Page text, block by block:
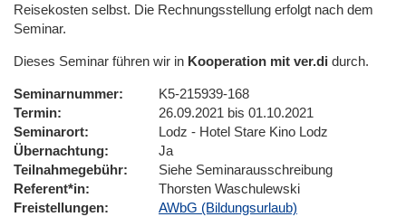
Reisekosten selbst. Die Rechnungsstellung erfolgt nach dem
Seminar.
Dieses Seminar führen wir in Kooperation mit ver.di durch.
Seminarnummer
K5-215939-168
Termin
26.09.2021 bis 01.10.2021
Seminarort
Lodz - Hotel Stare Kino Lodz
Übernachtung
Ja
Teilnahmegebühr
Siehe Seminarausschreibung
Referent*in
Thorsten Waschulewski
Freistellungen
AWbG (Bildungsurlaub)